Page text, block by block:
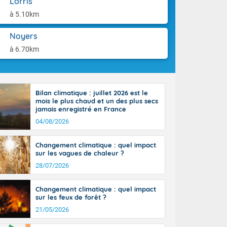
à 5.10km
Noyers
à 6.70km
jusque
la Corse
le
des
En
en
nuit
orages,
jour, le
au sud,
hausse, en
et même
Bilan climatique : juillet 2026 est le
mois le plus chaud et un des plus secs
jamais enregistré en France
04/08/2026
Changement climatique : quel impact
sur les vagues de chaleur ?
28/07/2026
Changement climatique : quel impact
sur les feux de forêt ?
21/05/2026